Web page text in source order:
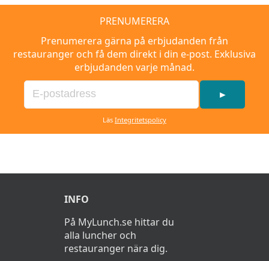
PRENUMERERA
Prenumerera gärna på erbjudanden från
restauranger och få dem direkt i din e-post. Exklusiva
erbjudanden varje månad.
►
Läs Integritetspolicy
INFO
På MyLunch.se hittar du
alla luncher och
restauranger nära dig.